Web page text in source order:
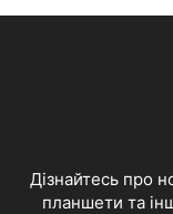
Дізнайтесь про
планшети та